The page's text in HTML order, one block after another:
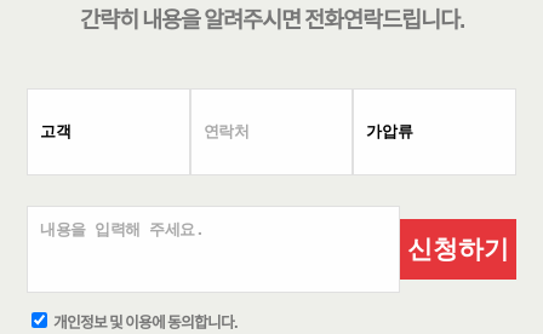
간략히 내용을 알려주시면전화연락드립니다.
신청하기
개인정보 및 이용에 동의합니다.